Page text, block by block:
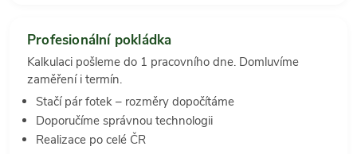
Profesionální pokládka
Kalkulaci pošleme do 1 pracovního dne. Domluvíme
zaměření i termín.
Stačí pár fotek – rozměry dopočítáme
Doporučíme správnou technologii
Realizace po celé ČR